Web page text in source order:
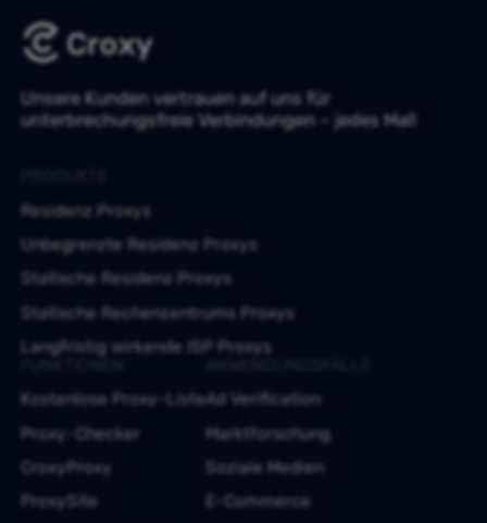
Unsere Kunden vertrauen auf uns für
unterbrechungsfreie Verbindungen – jedes Mal!
Residenz Proxys
Unbegrenzte Residenz Proxys
Statische Residenz Proxys
Statische Rechenzentrums Proxys
Langfristig wirkende ISP Proxys
Kostenlose Proxy-Liste
Proxy-Checker
CroxyProxy
ProxySite
Ad Verification
Marktforschung
Soziale Medien
E-Commerce